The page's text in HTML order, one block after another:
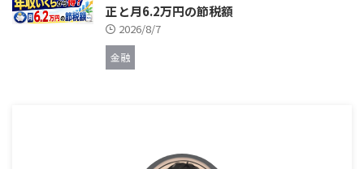
正と月6.2万円の節税額
2026/8/7
金融